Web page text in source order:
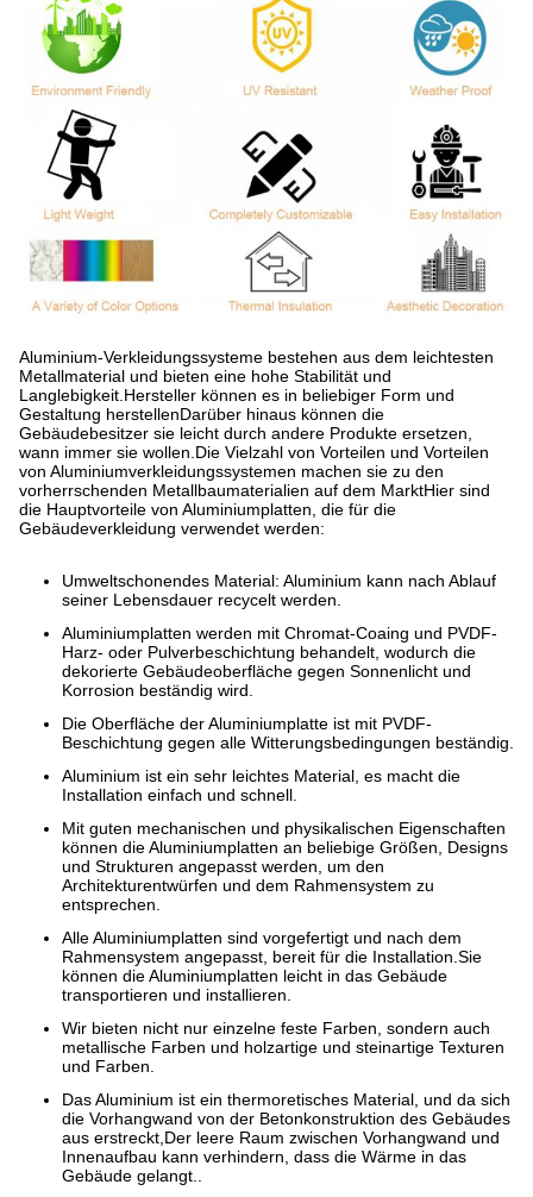
Aluminium-Verkleidungssysteme bestehen aus dem leichtesten
Metallmaterial und bieten eine hohe Stabilität und
Langlebigkeit.Hersteller können es in beliebiger Form und
Gestaltung herstellenDarüber hinaus können die
Gebäudebesitzer sie leicht durch andere Produkte ersetzen,
wann immer sie wollen.Die Vielzahl von Vorteilen und Vorteilen
von Aluminiumverkleidungssystemen machen sie zu den
vorherrschenden Metallbaumaterialien auf dem MarktHier sind
die Hauptvorteile von Aluminiumplatten, die für die
Gebäudeverkleidung verwendet werden:
Umweltschonendes Material: Aluminium kann nach Ablauf
seiner Lebensdauer recycelt werden.
Aluminiumplatten werden mit Chromat-Coaing und PVDF-
Harz- oder Pulverbeschichtung behandelt, wodurch die
dekorierte Gebäudeoberfläche gegen Sonnenlicht und
Korrosion beständig wird.
Die Oberfläche der Aluminiumplatte ist mit PVDF-
Beschichtung gegen alle Witterungsbedingungen beständig.
Aluminium ist ein sehr leichtes Material, es macht die
Installation einfach und schnell.
Mit guten mechanischen und physikalischen Eigenschaften
können die Aluminiumplatten an beliebige Größen, Designs
und Strukturen angepasst werden, um den
Architekturentwürfen und dem Rahmensystem zu
entsprechen.
Alle Aluminiumplatten sind vorgefertigt und nach dem
Rahmensystem angepasst, bereit für die Installation.Sie
können die Aluminiumplatten leicht in das Gebäude
transportieren und installieren.
Wir bieten nicht nur einzelne feste Farben, sondern auch
metallische Farben und holzartige und steinartige Texturen
und Farben.
Das Aluminium ist ein thermoretisches Material, und da sich
die Vorhangwand von der Betonkonstruktion des Gebäudes
aus erstreckt,Der leere Raum zwischen Vorhangwand und
Innenaufbau kann verhindern, dass die Wärme in das
Gebäude gelangt..